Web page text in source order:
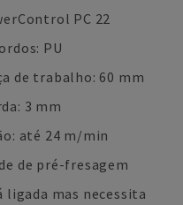
PC 22
PU
de trabalho: 60 mm
3 mm
até 24 m/min
de pré-fresagem
ligada mas necessita